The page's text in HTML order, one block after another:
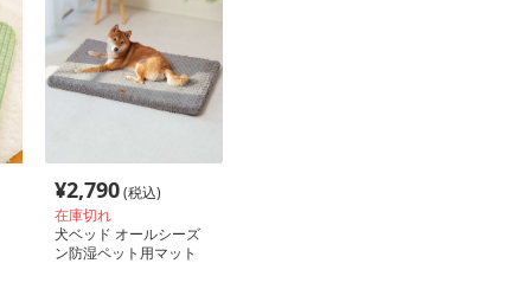
¥2,790(税込)
在庫切れ
犬ベッド オールシーズ
ン防湿ペット用マット